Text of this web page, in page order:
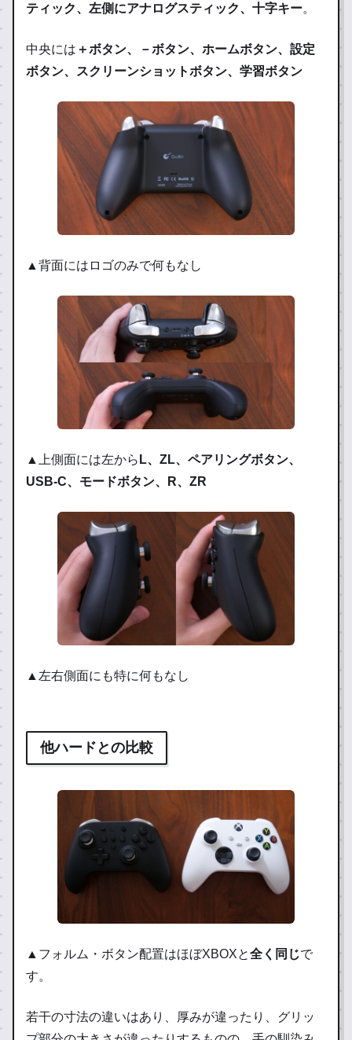
ティック、左側にアナログスティック、十字キー。
中央には ＋ボタン、－ボタン、ホームボタン、設定
ボタン、スクリーンショットボタン、学習ボタン
▲背面にはロゴのみで何もなし
▲上側面には左から L、ZL、ペアリングボタン、
USB-C、モードボタン、R、ZR
▲左右側面にも特に何もなし
他ハードとの比較
▲フォルム・ボタン配置はほぼXBOXと全く同じで
す。
若干の寸法の違いはあり、厚みが違ったり、グリッ